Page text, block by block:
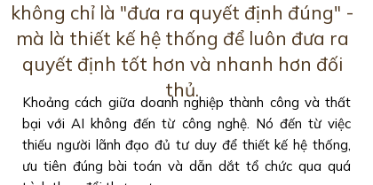
Khoảng cách giữa doanh nghiệp thành công và thất
bại với AI không đến từ công nghệ. Nó đến từ việc
thiếu người lãnh đạo đủ tư duy để thiết kế hệ thống,
ưu tiên đúng bài toán và dẫn dắt tổ chức qua quá
không chỉ là "đưa ra quyết định đúng" -
mà là thiết kế hệ thống để luôn đưa ra
quyết định tốt hơn và nhanh hơn đối
thủ.